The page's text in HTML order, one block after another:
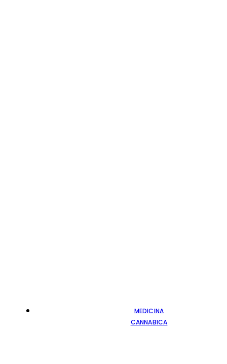
MEDICINA
CANNABICA